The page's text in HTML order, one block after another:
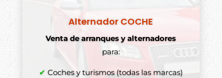
Alternador COCHE
Venta de arranques y alternadores
para:
✔ Coches y turismos (todas las marcas)